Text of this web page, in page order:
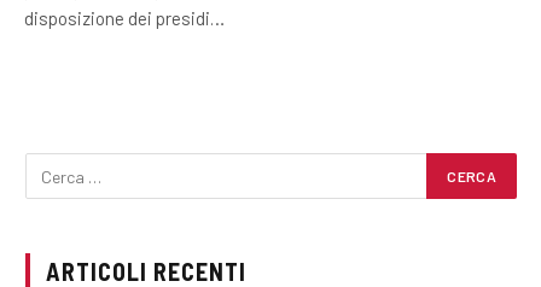
disposizione dei presidi…
ARTICOLI RECENTI